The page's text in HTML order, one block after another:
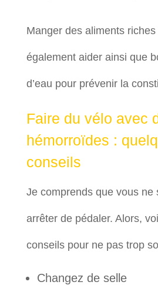
Manger des aliments
également aider ainsi que
d’eau pour prévenir la
Faire du vélo avec
hémorroïdes :
conseils
Je comprends que vous ne
arrêter de pédaler. Alors,
conseils pour ne pas trop
Changez de selle